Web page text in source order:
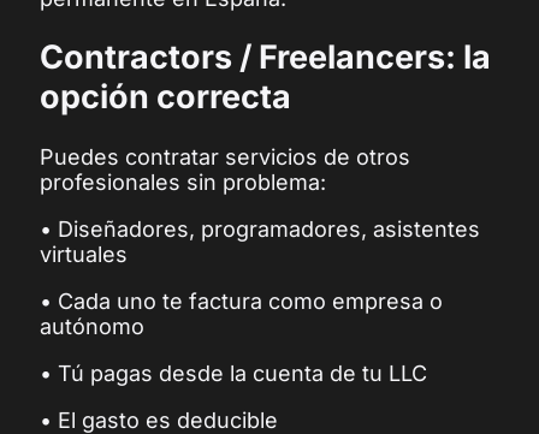
Contractors / Freelancers: la
opción correcta
Puedes contratar servicios de otros
profesionales sin problema:
• Diseñadores, programadores, asistentes
virtuales
• Cada uno te factura como empresa o
autónomo
• Tú pagas desde la cuenta de tu LLC
• El gasto es deducible